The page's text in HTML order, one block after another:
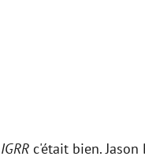
IGRR c'était bien.